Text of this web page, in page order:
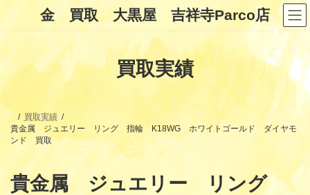
ン
キ
ッ
ー
に
移
金 買取 大黒屋 吉祥寺Parco店
買取実績
買取実績
貴金属 ジュエリー リング 指輪 K18WG ホワイトゴールド ダイヤモ
ンド 買取
貴金属 ジュエリー リング